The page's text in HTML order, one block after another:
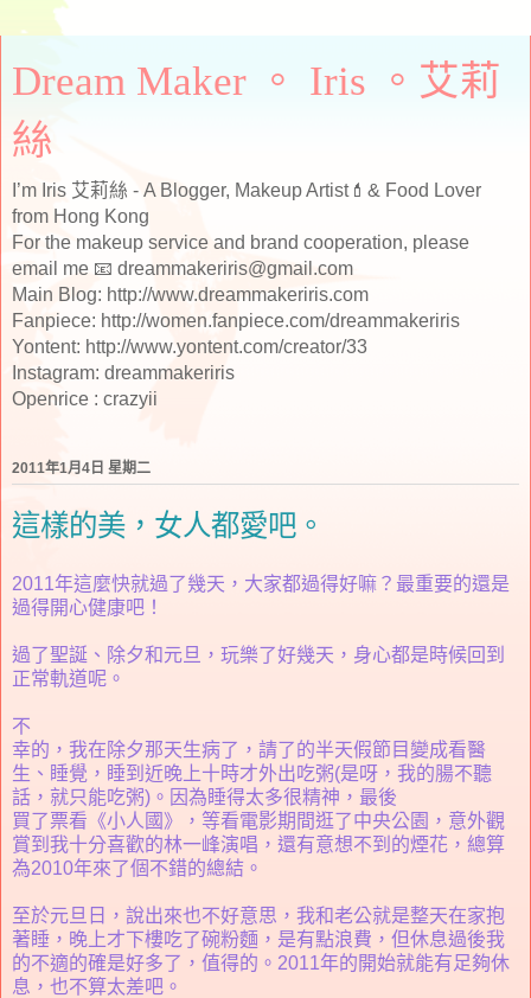
Dream Maker 。 Iris 。艾莉
絲
I’m Iris 艾莉絲 - A Blogger, Makeup Artist💄& Food Lover
from Hong Kong
For the makeup service and brand cooperation, please
email me 📧 dreammakeriris@gmail.com
Main Blog: http://www.dreammakeriris.com
Fanpiece: http://women.fanpiece.com/dreammakeriris
Yontent: http://www.yontent.com/creator/33
Instagram: dreammakeriris
Openrice : crazyii
2011年1月4日 星期二
這樣的美，女人都愛吧。
2011年這麼快就過了幾天，大家都過得好嘛？最重要的還是
過得開心健康吧！
過了聖誕、除夕和元旦，玩樂了好幾天，身心都是時候回到
正常軌道呢。
不
幸的，我在除夕那天生病了，請了的半天假節目變成看醫
生、睡覺，睡到近晚上十時才外出吃粥(是呀，我的腸不聽
話，就只能吃粥)。因為睡得太多很精神，最後
買了票看《小人國》，等看電影期間逛了中央公園，意外觀
賞到我十分喜歡的林一峰演唱，還有意想不到的煙花，總算
為2010年來了個不錯的總結。
至於元旦日，說出來也不好意思，我和老公就是整天在家抱
著睡，晚上才下樓吃了碗粉麵，是有點浪費，但休息過後我
的不適的確是好多了，值得的。2011年的開始就能有足夠休
息，也不算太差吧。